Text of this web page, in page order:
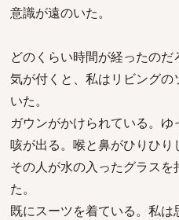
意識が遠のいた。
どのくらい時間が経ったのだ
気が付くと、私はリビング
いた。
ガウンがかけられている。ゆ
咳が出る。喉と鼻がひりひり
その人が水の入ったグラス
た。
既にスーツを着ている。私は